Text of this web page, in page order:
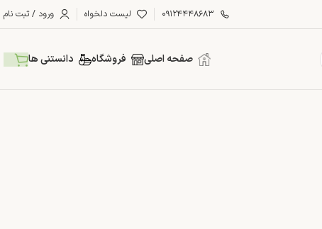
۰۹۱۲۴۴۴۸۶۸۳ لیست دلخواه ورود / ثبت نام
صفحه اصلی فروشگاه دانستنی ها